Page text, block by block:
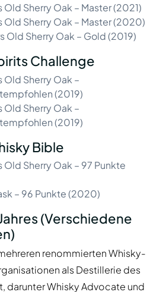
Old Sherry Oak – Master (2021)
Old Sherry Oak – Master (2020)
Old Sherry Oak – Gold (2019)
Challenge
Old Sherry Oak –
(2019)
Old Sherry Oak –
(2019)
Bible
Old Sherry Oak – 97 Punkte
– 96 Punkte (2020)
(Verschiedene
renommierten Whisky-
als Destillerie des
darunter Whisky Advocate und